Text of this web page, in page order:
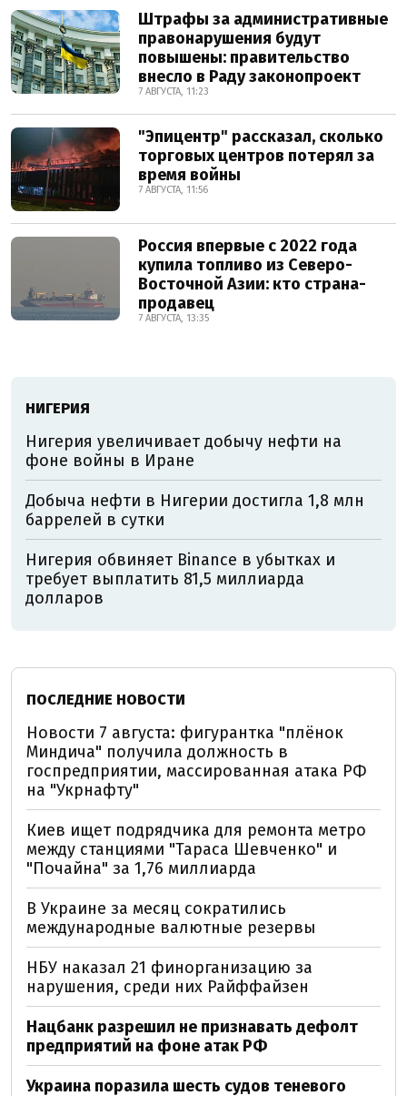
Штрафы за административные
правонарушения будут
повышены: правительство
внесло в Раду законопроект
7 АВГУСТА, 11:23
"Эпицентр" рассказал, сколько
торговых центров потерял за
время войны
7 АВГУСТА, 11:56
Россия впервые с 2022 года
купила топливо из Северо-
Восточной Азии: кто страна-
продавец
7 АВГУСТА, 13:35
НИГЕРИЯ
Нигерия увеличивает добычу нефти на
фоне войны в Иране
Добыча нефти в Нигерии достигла 1,8 млн
баррелей в сутки
Нигерия обвиняет Binance в убытках и
требует выплатить 81,5 миллиарда
долларов
ПОСЛЕДНИЕ НОВОСТИ
Новости 7 августа: фигурантка "плёнок
Миндича" получила должность в
госпредприятии, массированная атака РФ
на "Укрнафту"
Киев ищет подрядчика для ремонта метро
между станциями "Тараса Шевченко" и
"Почайна" за 1,76 миллиарда
В Украине за месяц сократились
международные валютные резервы
НБУ наказал 21 финорганизацию за
нарушения, среди них Райффайзен
Нацбанк разрешил не признавать дефолт
предприятий на фоне атак РФ
Украина поразила шесть судов теневого